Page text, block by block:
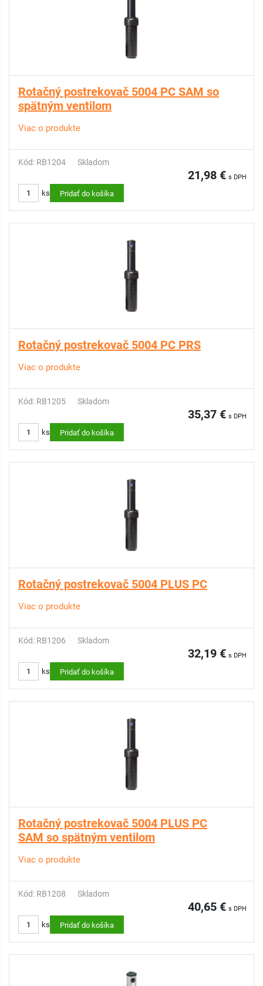
Rotačný postrekovač 5004 PC SAM so
spätným ventilom
Viac o produkte
Kód: RB1204 Skladom
21,98 € s DPH
ks Pridať do košíka
Rotačný postrekovač 5004 PC PRS
Viac o produkte
Kód: RB1205 Skladom
35,37 € s DPH
ks Pridať do košíka
Rotačný postrekovač 5004 PLUS PC
Viac o produkte
Kód: RB1206 Skladom
32,19 € s DPH
ks Pridať do košíka
Rotačný postrekovač 5004 PLUS PC
SAM so spätným ventilom
Viac o produkte
Kód: RB1208 Skladom
40,65 € s DPH
ks Pridať do košíka